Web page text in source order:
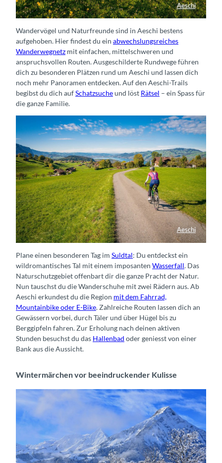
Aeschi
Blühende Wiese in Aeschi
Wandervögel und Naturfreunde sind in Aeschi bestens
aufgehoben. Hier findest du ein abwechslungsreiches
Wanderwegnetz mit einfachen, mittelschweren und
anspruchsvollen Routen. Ausgeschilderte Rundwege führen
dich zu besonderen Plätzen rund um Aeschi und lassen dich
noch mehr Panoramen entdecken. Auf den Aeschi-Trails
begibst du dich aufSchatzsucheund löst Rätsel – ein Spass für
die ganze Familie.
Aeschi
Rennrad Aeschi
Plane einen besonderen Tag im Suldtal: Du entdeckst ein
wildromantisches Tal mit einem imposanten Wasserfall. Das
Naturschutzgebiet offenbart dir die ganze Pracht der Natur.
Nun tauschst du die Wanderschuhe mit zwei Rädern aus. Ab
Aeschi erkundest du die Region mit dem Fahrrad,
Mountainbike oder E-Bike. Zahlreiche Routen lassen dich an
Gewässern vorbei, durch Täler und über Hügel bis zu
Berggipfeln fahren. Zur Erholung nach deinen aktiven
Stunden besuchst du das Hallenbad oder geniesst von einer
Bank aus die Aussicht.
Wintermärchen vor beeindruckender Kulisse